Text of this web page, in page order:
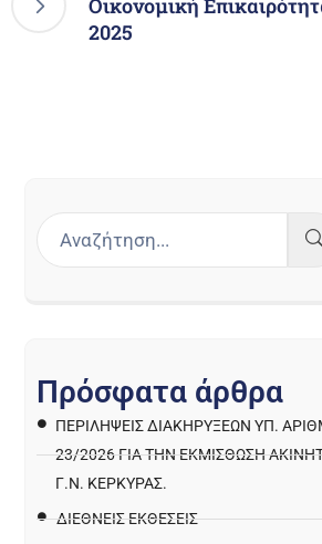
Οικονομική
2025
Πρόσφατα άρθρα
ΠΕΡΙΛΉΨΕΙΣ ΔΙΑΚΗΡΎΞΕΩΝ ΥΠ.
23/2026 ΓΙΑ ΤΗΝ ΕΚΜΊΣΘΩΣΗ
Γ.Ν. ΚΈΡΚΥΡΑΣ.
ΔΙΕΘΝΕΙΣ ΕΚΘΕΣΕΙΣ